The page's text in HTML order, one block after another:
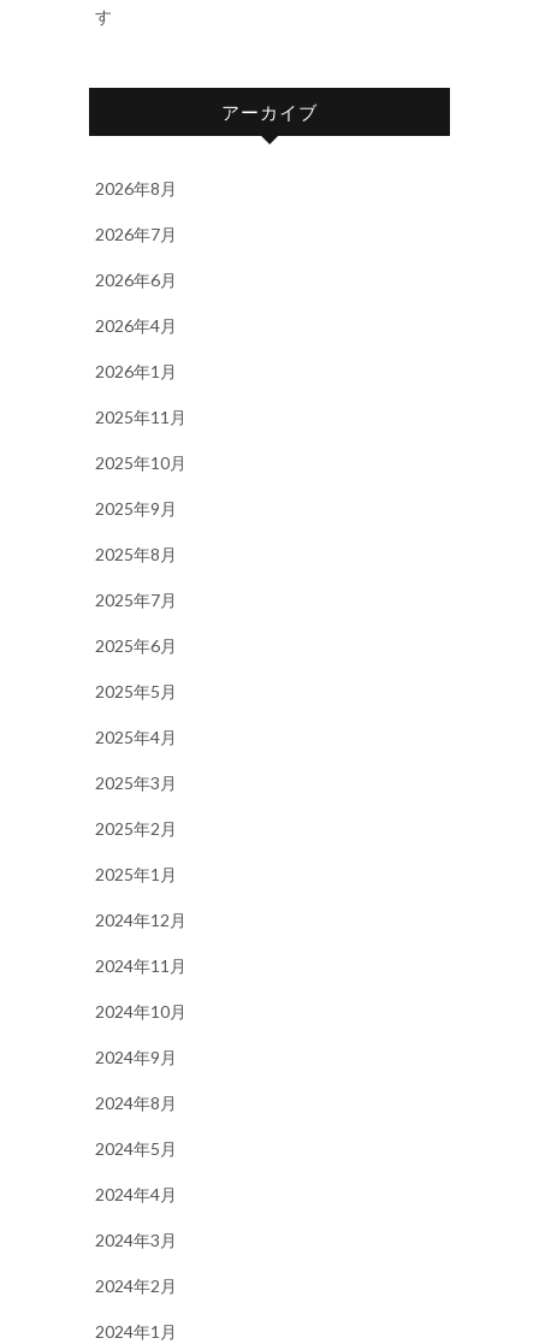
す
アーカイブ
2026年8月
2026年7月
2026年6月
2026年4月
2026年1月
2025年11月
2025年10月
2025年9月
2025年8月
2025年7月
2025年6月
2025年5月
2025年4月
2025年3月
2025年2月
2025年1月
2024年12月
2024年11月
2024年10月
2024年9月
2024年8月
2024年5月
2024年4月
2024年3月
2024年2月
2024年1月